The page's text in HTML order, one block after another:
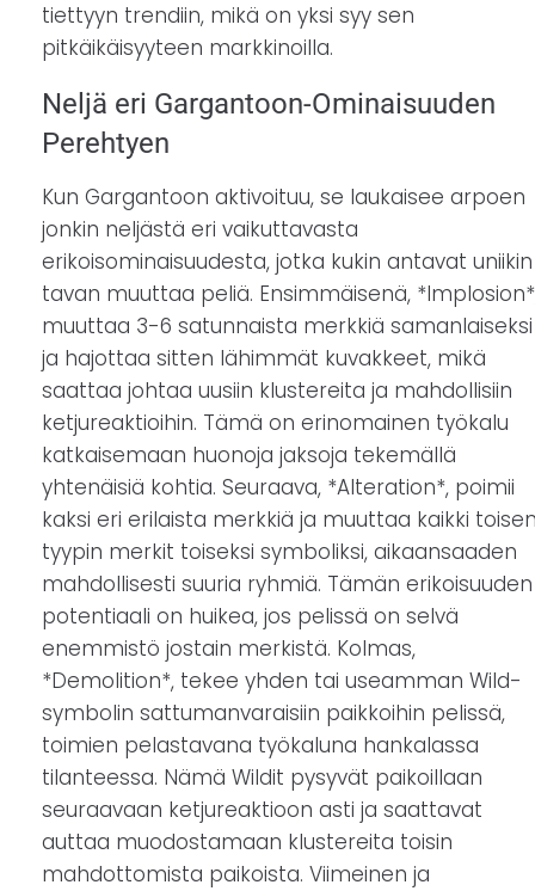
tiettyyn trendiin, mikä on yksi syy sen
pitkäikäisyyteen markkinoilla.
Neljä eri Gargantoon-Ominaisuuden
Perehtyen
Kun Gargantoon aktivoituu, se laukaisee arpoen
jonkin neljästä eri vaikuttavasta
erikoisominaisuudesta, jotka kukin antavat uniikin
tavan muuttaa peliä. Ensimmäisenä,
muuttaa 3-6 satunnaista merkkiä samanlaiseksi
ja hajottaa sitten lähimmät kuvakkeet, mikä
saattaa johtaa uusiin klustereita ja mahdollisiin
ketjureaktioihin. Tämä on erinomainen työkalu
katkaisemaan huonoja jaksoja tekemällä
yhtenäisiä kohtia. Seuraava, *Alteration*, poimii
kaksi eri erilaista merkkiä ja muuttaa kaikki
tyypin merkit toiseksi symboliksi, aikaansaaden
mahdollisesti suuria ryhmiä. Tämän erikoisuuden
potentiaali on huikea, jos pelissä on selvä
enemmistö jostain merkistä. Kolmas,
*Demolition*, tekee yhden tai useamman Wild-
symbolin sattumanvaraisiin paikkoihin pelissä,
toimien pelastavana työkaluna hankalassa
tilanteessa. Nämä Wildit pysyvät paikoillaan
seuraavaan ketjureaktioon asti ja saattavat
auttaa muodostamaan klustereita toisin
mahdottomista paikoista. Viimeinen ja